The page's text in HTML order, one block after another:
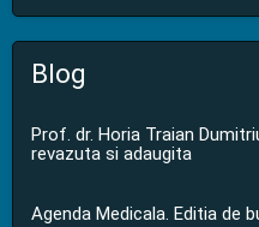
Blog
Prof. dr. Horia Traian
revazuta si adaugita
Agenda Medicala. Editia de